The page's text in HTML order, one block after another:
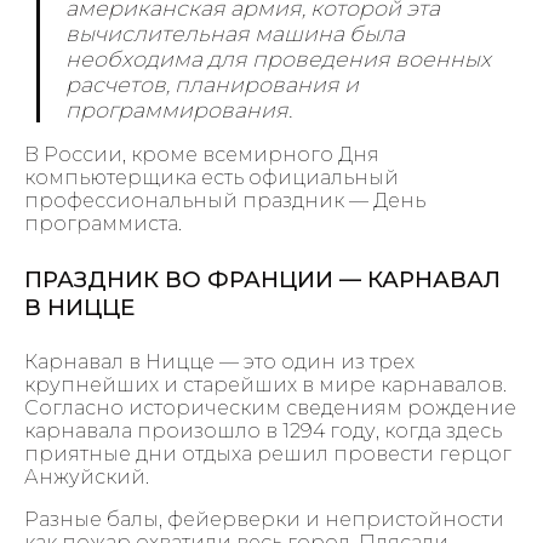
американская армия, которой эта
вычислительная машина была
необходима для проведения военных
расчетов, планирования и
программирования.
В России, кроме всемирного Дня
компьютерщика есть официальный
профессиональный праздник — День
программиста.
ПРАЗДНИК ВО ФРАНЦИИ — КАРНАВАЛ
В НИЦЦЕ
Карнавал в Ницце — это один из трех
крупнейших и старейших в мире карнавалов.
Согласно историческим сведениям рождение
карнавала произошло в 1294 году, когда здесь
приятные дни отдыха решил провести герцог
Анжуйский.
Разные балы, фейерверки и непристойности